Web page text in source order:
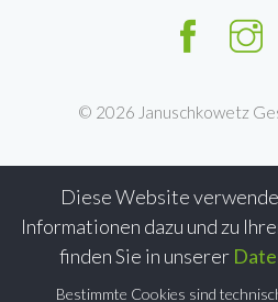
Diese Website
Informationen dazu und zu
finden Sie in unserer
Bestimmte Cookies sind
© 2026 Januschkowetz